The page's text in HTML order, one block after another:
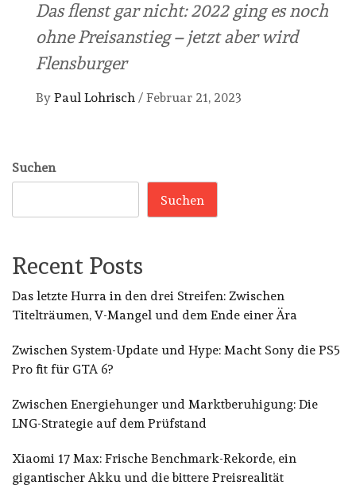
Das flenst gar nicht: 2022 ging es noch
ohne Preisanstieg – jetzt aber wird
Flensburger
By Paul Lohrisch / Februar 21, 2023
Suchen
Suchen
Recent Posts
Das letzte Hurra in den drei Streifen: Zwischen
Titelträumen, V-Mangel und dem Ende einer Ära
Zwischen System-Update und Hype: Macht Sony die PS5
Pro fit für GTA 6?
Zwischen Energiehunger und Marktberuhigung: Die
LNG-Strategie auf dem Prüfstand
Xiaomi 17 Max: Frische Benchmark-Rekorde, ein
gigantischer Akku und die bittere Preisrealität